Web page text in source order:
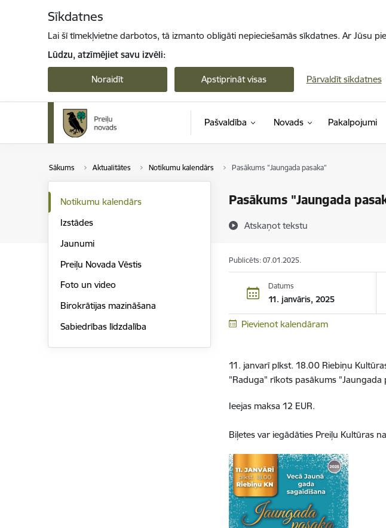
Sīkdatnes
Lai šī tīmekļvietne darbotos, tā izmanto obligāti nepieciešamās sīkdatnes. Ar Jūsu
Lūdzu, atzīmējiet savu izvēli:
Noraidīt Apstiprināt visas Pārvaldīt sīkdatnes
Pašvaldība Novads Pakalpojumi
Sākums Aktualitātes Notikumu kalendārs Pasākums "Jaungada pasaka"
Pasākums "Jaungada
Atskaņot tekstu
Notikumu kalendārs
Izstādes
Jaunumi
Preiļu Novada Vēstis
Foto un video
Birokrātijas mazināšana
Sabiedrības līdzdalība
Publicēts: 07.01.2025.
Datums
11. janvāris, 2025
Pievienot kalendāram
11. janvarīplkst. 18.00 Riebiņu
"Raduga" rīkots pasākums "Jaungada
Ieejas maksa 12 EUR.
Biļetes var iegādāties Preiļu Kultūras